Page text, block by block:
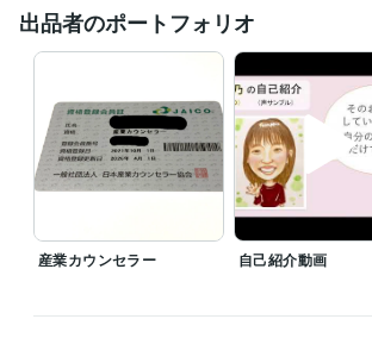
す。
【商品紹介や注意事項等は、購入前に必ずお読みくだ
取得年 : 2019年
3級ファイナンシャルプランニング技能士 取得年
婚活アドバイザー 取得年 : 2019年
産業カウンセラー 取得年 : 2021年
2級ファイナンシャルプランニング技能士
メンタルヘルスマネジメント検定(Ⅱ種・Ⅲ種) 取
日商簿記3級 取得年 : 2022年
オートデスク認定ユーザー(Auto CAD) 取得年 :
出品者のポートフォリオ
産業カウンセラー 自己紹介動画